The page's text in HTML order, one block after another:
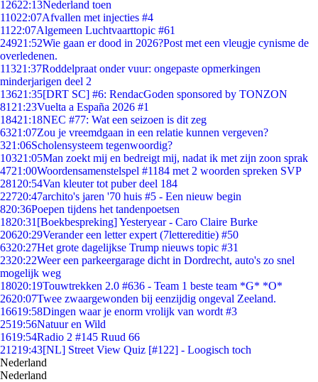
12622:13Nederland toen
11022:07Afvallen met injecties #4
11 22:07Algemeen Luchtvaarttopic #61
24921:52Wie gaan er dood in 2026?Post met een vleugje cynisme de
overledenen.
11321:37Roddelpraat onder vuur: ongepaste opmerkingen
minderjarigen deel 2
13621:35[DRT SC] #6: RendacGoden sponsored by TONZON
81 21:23Vuelta a España 2026 #1
18421:18NEC #77: Wat een seizoen is dit zeg
6321:07Zou je vreemdgaan in een relatie kunnen vergeven?
321:06Scholensysteem tegenwoordig?
10321:05Man zoekt mij en bedreigt mij, nadat ik met zijn zoon sprak
4721:00Woordensamenstelspel #1184 met 2 woorden spreken SVP
281 20:54Van kleuter tot puber deel 184
22720:47archito's jaren '70 huis #5 - Een nieuw begin
820:36Poepen tijdens het tandenpoetsen
1820:31 [Boekbespreking] Yesteryear - Caro Claire Burke
20620:29Verander een letter expert (7lettereditie) #50
6320:27Het grote dagelijkse Trump nieuws topic #31
2320:22Weer een parkeergarage dicht in Dordrecht, auto's zo snel
mogelijk weg
18020:19Touwtrekken 2.0 #636 - Team 1 beste team *G* *O*
2620:07Twee zwaargewonden bij eenzijdig ongeval Zeeland.
16619:58Dingen waar je enorm vrolijk van wordt #3
2519:56Natuur en Wild
1619:54Radio 2 #145 Ruud 66
21219:43[NL] Street View Quiz [#122] - Loogisch toch
Nederland
Nederland